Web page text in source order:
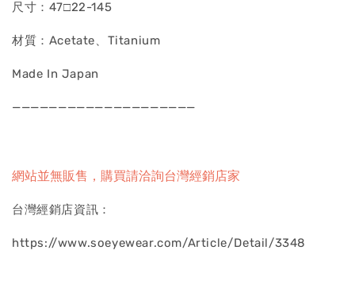
尺寸：47□22-145
材質：Acetate、Titanium
Made In Japan
————————————————————
網站並無販售，購買請洽詢台灣經銷店家
台灣經銷店資訊：
https://www.soeyewear.com/Article/Detail/3348